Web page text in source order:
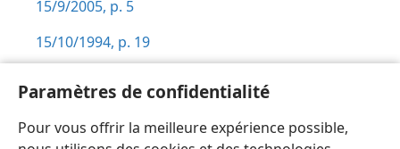
Paramètres de confidentialité
Pour vous offrir la meilleure expérience possible,
15/9/2005, p. 5
15/10/1994, p. 19